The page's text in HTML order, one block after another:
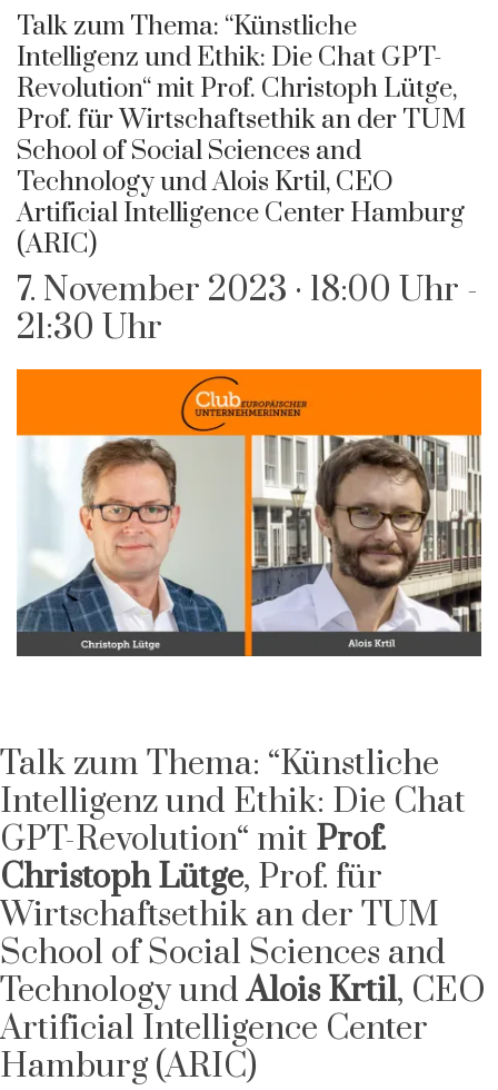
Talk zum Thema: “Künstliche
Intelligenz und Ethik: Die Chat GPT-
Revolution“ mit Prof. Christoph Lütge,
Prof. für Wirtschaftsethik an der TUM
School of Social Sciences and
Technology und Alois Krtil, CEO
Artificial Intelligence Center Hamburg
(ARIC)
7. November 2023 · 18:00 Uhr -
21:30 Uhr
Talk zum Thema: “Künstliche
Intelligenz und Ethik: Die Chat
GPT-Revolution“ mit Prof.
Christoph Lütge, Prof. für
Wirtschaftsethik an der TUM
School of Social Sciences and
Technology undAlois Krtil, CEO
Artificial Intelligence Center
Hamburg (ARIC)